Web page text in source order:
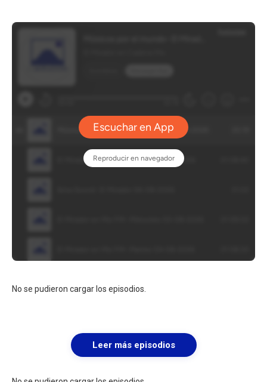
No se pudieron cargar los episodios.
Leer más episodios